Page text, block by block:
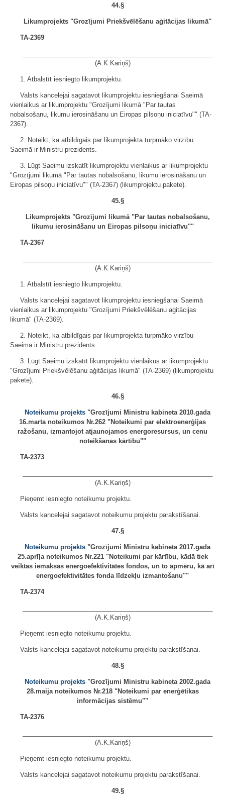
44.§
Likumprojekts "Grozījumi Priekšvēlēšanu aģitācijas likumā"
TA-2369
(A.K.Kariņš)
1. Atbalstīt iesniegto likumprojektu.
Valsts kancelejai sagatavot likumprojektu iesniegšanai Saeimā
vienlaikus ar likumprojektu "Grozījumi likumā "Par tautas
nobalsošanu, likumu ierosināšanu un Eiropas pilsoņu iniciatīvu"" (TA-
2367).
2. Noteikt, ka atbildīgais par likumprojekta turpmāko virzību
Saeimā ir Ministru prezidents.
3. Lūgt Saeimu izskatīt likumprojektu vienlaikus ar likumprojektu
"Grozījumi likumā "Par tautas nobalsošanu, likumu ierosināšanu un
Eiropas pilsoņu iniciatīvu"" (TA-2367) (likumprojektu pakete).
45.§
Likumprojekts "Grozījumi likumā "Par tautas nobalsošanu,
likumu ierosināšanu un Eiropas pilsoņu iniciatīvu""
TA-2367
(A.K.Kariņš)
1. Atbalstīt iesniegto likumprojektu.
Valsts kancelejai sagatavot likumprojektu iesniegšanai Saeimā
vienlaikus ar likumprojektu "Grozījumi Priekšvēlēšanu aģitācijas
likumā" (TA-2369).
2. Noteikt, ka atbildīgais par likumprojekta turpmāko virzību
Saeimā ir Ministru prezidents.
3. Lūgt Saeimu izskatīt likumprojektu vienlaikus ar likumprojektu
"Grozījumi Priekšvēlēšanu aģitācijas likumā" (TA-2369) (likumprojektu
pakete).
46.§
Noteikumu projekts "Grozījumi Ministru kabineta 2010.gada
16.marta noteikumos Nr.262 "Noteikumi par elektroenerģijas
ražošanu, izmantojot atjaunojamos energoresursus, un cenu
noteikšanas kārtību""
TA-2373
(A.K.Kariņš)
Pieņemt iesniegto noteikumu projektu.
Valsts kancelejai sagatavot noteikumu projektu parakstīšanai.
47.§
Noteikumu projekts "Grozījumi Ministru kabineta 2017.gada
25.aprīļa noteikumos Nr.221 "Noteikumi par kārtību, kādā tiek
veiktas iemaksas energoefektivitātes fondos, un to apmēru, kā arī
energoefektivitātes fonda līdzekļu izmantošanu""
TA-2374
(A.K.Kariņš)
Pieņemt iesniegto noteikumu projektu.
Valsts kancelejai sagatavot noteikumu projektu parakstīšanai.
48.§
Noteikumu projekts "Grozījumi Ministru kabineta 2002.gada
28.maija noteikumos Nr.218 "Noteikumi par enerģētikas
informācijas sistēmu""
TA-2376
(A.K.Kariņš)
Pieņemt iesniegto noteikumu projektu.
Valsts kancelejai sagatavot noteikumu projektu parakstīšanai.
49.§